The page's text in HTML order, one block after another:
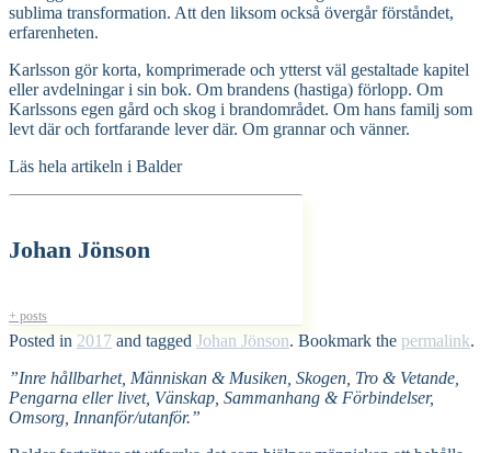
sublima transformation. Att den liksom också övergår förståndet,
erfarenheten.
Karlsson gör korta, komprimerade och ytterst väl gestaltade kapitel
eller avdelningar i sin bok. Om brandens (hastiga) förlopp. Om
Karlssons egen gård och skog i brandområdet. Om hans familj som
levt där och fortfarande lever där. Om grannar och vänner.
Läs hela artikeln i Balder
Johan Jönson
+ posts
Posted in 2017 and tagged Johan Jönson. Bookmark the permalink.
”Inre hållbarhet, Människan & Musiken, Skogen, Tro & Vetande,
Pengarna eller livet, Vänskap, Sammanhang & Förbindelser,
Omsorg, Innanför/utanför.”